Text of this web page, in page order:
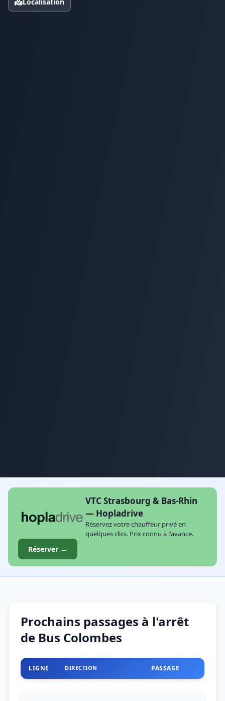
VTC Strasbourg & Bas-Rhin
— Hopladrive
Réservez votre chauffeur privé en
quelques clics. Prix connu à l'avance.
Réserver →
Prochains passages à l'arrêt
de Bus Colombes
LIGNE DIRECTION PASSAGE